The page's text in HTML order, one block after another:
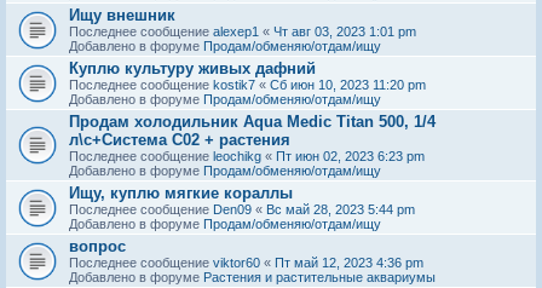
Ищу внешник
Последнее сообщение alexep1 « Чт авг 03, 2023 1:01 pm
Добавлено в форуме Продам/обменяю/отдам/ищу
Куплю культуру живых дафний
Последнее сообщение kostik7 « Сб июн 10, 2023 11:20 pm
Добавлено в форуме Продам/обменяю/отдам/ищу
Продам холодильник Aqua Medic Titan 500, 1/4
л\с+Система С02 + растения
Последнее сообщение leochikg « Пт июн 02, 2023 6:23 pm
Добавлено в форуме Продам/обменяю/отдам/ищу
Ищу, куплю мягкие кораллы
Последнее сообщение Den09 « Вс май 28, 2023 5:44 pm
Добавлено в форуме Продам/обменяю/отдам/ищу
вопрос
Последнее сообщение viktor60 « Пт май 12, 2023 4:36 pm
Добавлено в форуме Растения и растительные аквариумы